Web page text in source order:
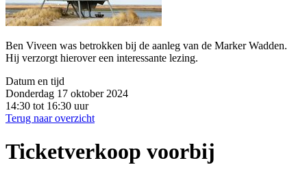
Ben Viveen was betrokken bij de aanleg van de Marker Wadden.
Hij verzorgt hierover een interessante lezing.
Datum en tijd
Donderdag 17 oktober 2024
14:30 tot 16:30 uur
Terug naar overzicht
Ticketverkoop voorbij